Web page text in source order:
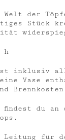
der
Stück
h
ist inklusiv
Vase
findest du an
Leitung für